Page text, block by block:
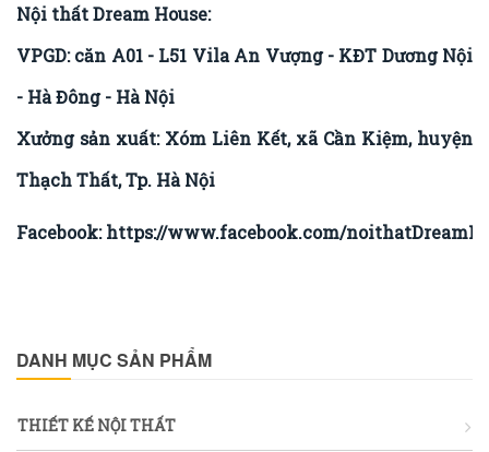
Nội thất Dream House:
VPGD: căn A01 - L51 Vila An Vượng - KĐT Dương Nội
- Hà Đông - Hà Nội
Xưởng sản xuất: Xóm Liên Kết, xã Cần Kiệm, huyện
Thạch Thất, Tp. Hà Nội
Facebook:https://www.facebook.com/
DANH MỤC SẢN PHẨM
THIẾT KẾ NỘI THẤT